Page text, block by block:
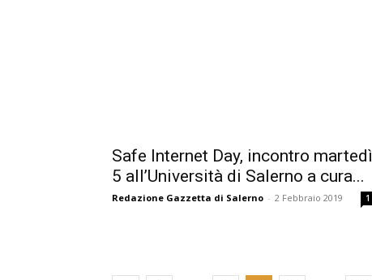
Safe Internet Day, incontro martedì
5 all’Università di Salerno a cura...
Redazione Gazzetta di Salerno - 2 Febbraio 2019 1